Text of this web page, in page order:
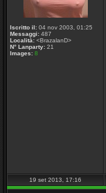
Iscritto il: 04 nov 2003, 01:25
Messaggi: 487
Località: <BrazalanD>
N° Lanparty: 21
Images: 8
19 set 2013, 17:16